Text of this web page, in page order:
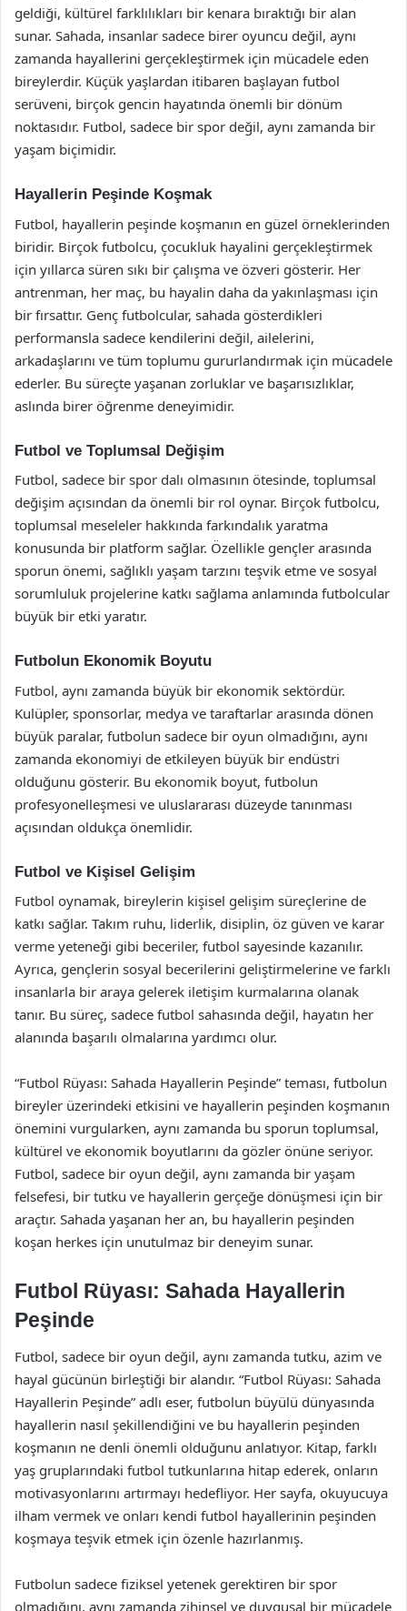
geldiği, kültürel farklılıkları bir kenara bıraktığı bir alan
sunar. Sahada, insanlar sadece birer oyuncu değil, aynı
zamanda hayallerini gerçekleştirmek için mücadele eden
bireylerdir. Küçük yaşlardan itibaren başlayan futbol
serüveni, birçok gencin hayatında önemli bir dönüm
noktasıdır. Futbol, sadece bir spor değil, aynı zamanda bir
yaşam biçimidir.
Hayallerin Peşinde Koşmak
Futbol, hayallerin peşinde koşmanın en güzel örneklerinden
biridir. Birçok futbolcu, çocukluk hayalini gerçekleştirmek
için yıllarca süren sıkı bir çalışma ve özveri gösterir. Her
antrenman, her maç, bu hayalin daha da yakınlaşması için
bir fırsattır. Genç futbolcular, sahada gösterdikleri
performansla sadece kendilerini değil, ailelerini,
arkadaşlarını ve tüm toplumu gururlandırmak için mücadele
ederler. Bu süreçte yaşanan zorluklar ve başarısızlıklar,
aslında birer öğrenme deneyimidir.
Futbol ve Toplumsal Değişim
Futbol, sadece bir spor dalı olmasının ötesinde, toplumsal
değişim açısından da önemli bir rol oynar. Birçok futbolcu,
toplumsal meseleler hakkında farkındalık yaratma
konusunda bir platform sağlar. Özellikle gençler arasında
sporun önemi, sağlıklı yaşam tarzını teşvik etme ve sosyal
sorumluluk projelerine katkı sağlama anlamında futbolcular
büyük bir etki yaratır.
Futbolun Ekonomik Boyutu
Futbol, aynı zamanda büyük bir ekonomik sektördür.
Kulüpler, sponsorlar, medya ve taraftarlar arasında dönen
büyük paralar, futbolun sadece bir oyun olmadığını, aynı
zamanda ekonomiyi de etkileyen büyük bir endüstri
olduğunu gösterir. Bu ekonomik boyut, futbolun
profesyonelleşmesi ve uluslararası düzeyde tanınması
açısından oldukça önemlidir.
Futbol ve Kişisel Gelişim
Futbol oynamak, bireylerin kişisel gelişim süreçlerine de
katkı sağlar. Takım ruhu, liderlik, disiplin, öz güven ve karar
verme yeteneği gibi beceriler, futbol sayesinde kazanılır.
Ayrıca, gençlerin sosyal becerilerini geliştirmelerine ve farklı
insanlarla bir araya gelerek iletişim kurmalarına olanak
tanır. Bu süreç, sadece futbol sahasında değil, hayatın her
alanında başarılı olmalarına yardımcı olur.
“Futbol Rüyası: Sahada Hayallerin Peşinde” teması, futbolun
bireyler üzerindeki etkisini ve hayallerin peşinden koşmanın
önemini vurgularken, aynı zamanda bu sporun toplumsal,
kültürel ve ekonomik boyutlarını da gözler önüne seriyor.
Futbol, sadece bir oyun değil, aynı zamanda bir yaşam
felsefesi, bir tutku ve hayallerin gerçeğe dönüşmesi için bir
araçtır. Sahada yaşanan her an, bu hayallerin peşinden
koşan herkes için unutulmaz bir deneyim sunar.
Futbol Rüyası: Sahada Hayallerin
Peşinde
Futbol, sadece bir oyun değil, aynı zamanda tutku, azim ve
hayal gücünün birleştiği bir alandır. “Futbol Rüyası: Sahada
Hayallerin Peşinde” adlı eser, futbolun büyülü dünyasında
hayallerin nasıl şekillendiğini ve bu hayallerin peşinden
koşmanın ne denli önemli olduğunu anlatıyor. Kitap, farklı
yaş gruplarındaki futbol tutkunlarına hitap ederek, onların
motivasyonlarını artırmayı hedefliyor. Her sayfa, okuyucuya
ilham vermek ve onları kendi futbol hayallerinin peşinden
koşmaya teşvik etmek için özenle hazırlanmış.
Futbolun sadece fiziksel yetenek gerektiren bir spor
olmadığını, aynı zamanda zihinsel ve duygusal bir mücadele